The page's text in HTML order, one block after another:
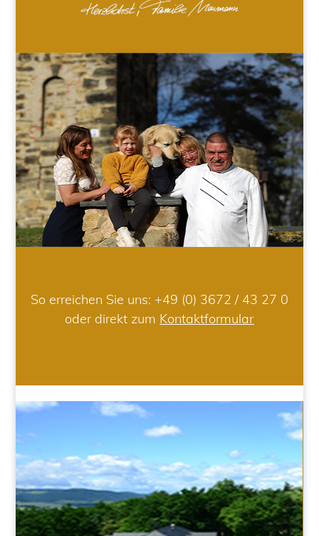
So erreichen Sie uns: +49 (0) 3672 / 43 27 0
oder direkt zum Kontaktformular